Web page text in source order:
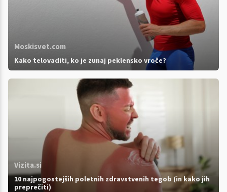
Moskisvet.com
Kako telovaditi, ko je zunaj peklensko vroče?
Vizita.si
10 najpogostejših poletnih zdravstvenih tegob (in kako jih
preprečiti)